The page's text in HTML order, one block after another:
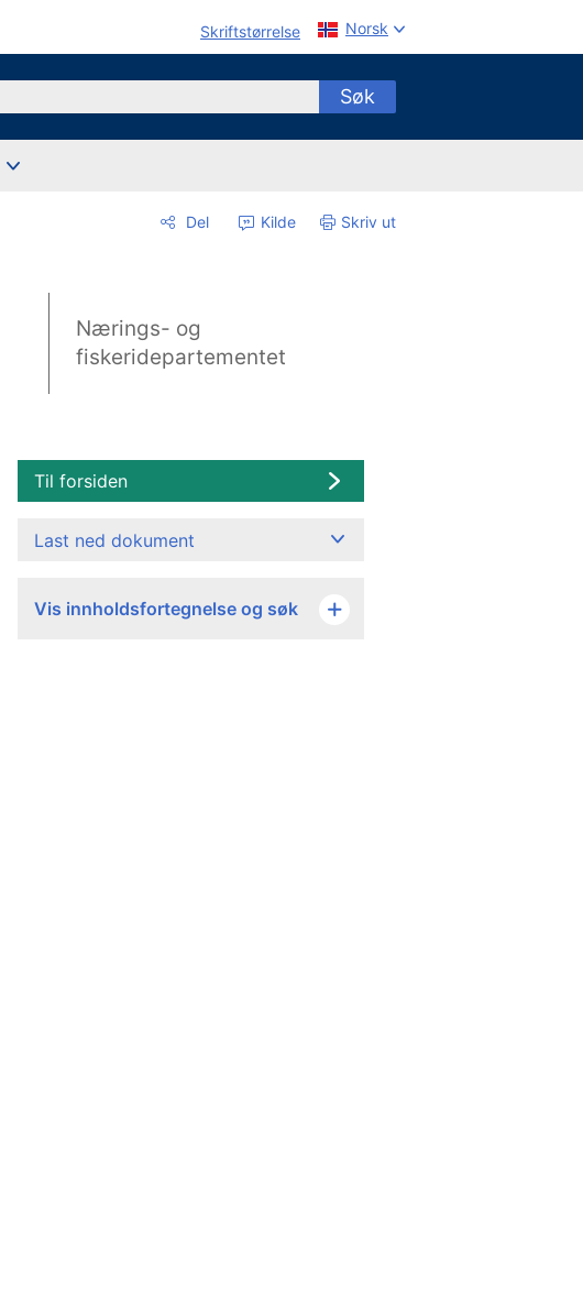
Skriftstørrelse Norsk
Søk
Del Kilde Skriv ut
Nærings- og
fiskeridepartementet
Til forsiden
Last ned dokument
Vis innholdsfortegnelse og søk